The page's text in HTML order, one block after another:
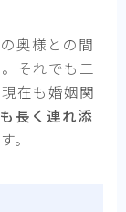
奥様との間
それでも二
在も婚姻関
長く連れ添
。